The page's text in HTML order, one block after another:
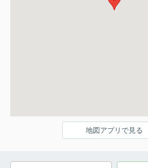
地図アプリで見る